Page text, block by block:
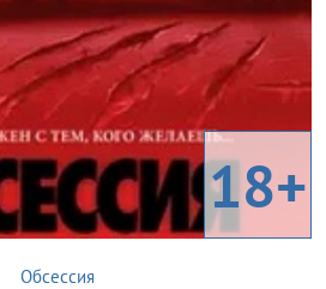
18+
Обсессия